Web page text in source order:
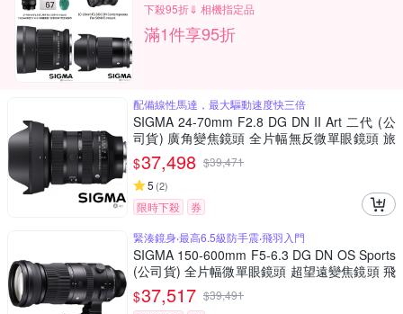
下殺95折⇓ 相機指定品
滿1件享95折
配備線性馬達，最大驅動速度快三倍
SIGMA 24-70mm F2.8 DG DN II Art 二代 (公
司貨) 廣角變焦鏡頭 全片幅無反微單眼鏡頭 旅
遊鏡 大三元
$37,498 $39,471
5 (2)
限時下殺
券
緊湊鏡身‧最高6.5級防手震‧飛羽入門
SIGMA 150-600mm F5-6.3 DG DN OS Sports
(公司貨) 全片幅微單眼鏡頭 超望遠變焦鏡頭 飛
羽攝影 拍鳥
$37,517 $39,491